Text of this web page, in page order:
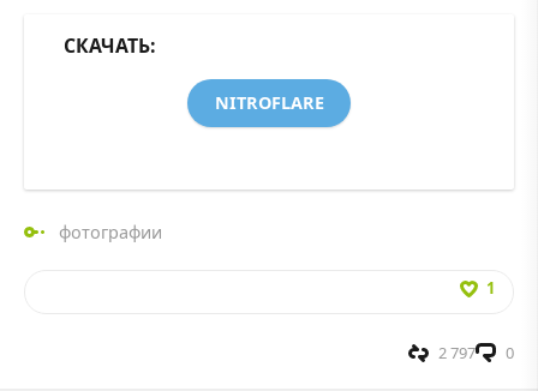
СКАЧАТЬ:
NITROFLARE
фотографии
1
0
2 797